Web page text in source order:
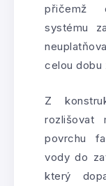
přičemž
systému
celou dobu
Z
rozlišovat
povrchu
vody do
který